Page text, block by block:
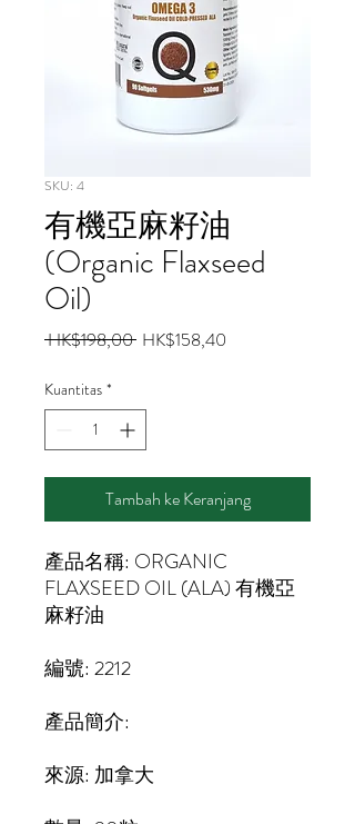
SKU: 4
有機亞麻籽油
(Organic Flaxseed
Oil)
HK$198,00 Harga
HK$158,40
Kuantitas *
Tambah ke Keranjang
產品名稱: ORGANIC
FLAXSEED OIL (ALA) 有機亞
麻籽油
編號: 2212
產品簡介:
來源: 加拿大